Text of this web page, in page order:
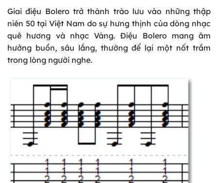
Giai điệu Bolero trở thành trào lưu vào những thập
niên 50 tại Việt Nam do sự hưng thịnh của dòng nhạc
quê hương và nhạc Vàng. Điệu Bolero mang âm
hưởng buồn, sâu lắng, thường để lại một nốt trầm
trong lòng người nghe.